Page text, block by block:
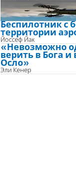
Беспилотник с
территории
Йоссеф Йак
«Невозможно
верить в Бога
Осло»
Эли Кенер